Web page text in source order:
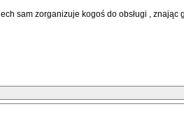
sam zorganizuje kogoś do obsługi , znając